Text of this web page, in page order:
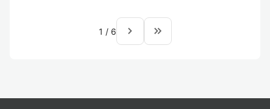
1 / 6 navigate_next keyboard_double_arrow_right